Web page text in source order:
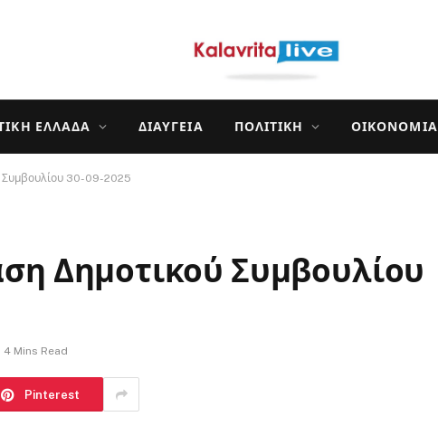
ΕΛΛΆΔΑ ΔΙΑΎΓΕΙΑ ΠΟΛΙΤΙΚΉ ΟΙΚΟΝΟΜΊΑ
Συμβουλίου 30-09-2025
Δημοτικού Συμβουλίου
4 Mins Read
Pinterest